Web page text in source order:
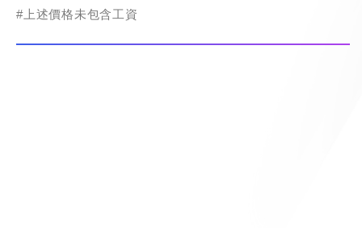
#上述價格未包含工資